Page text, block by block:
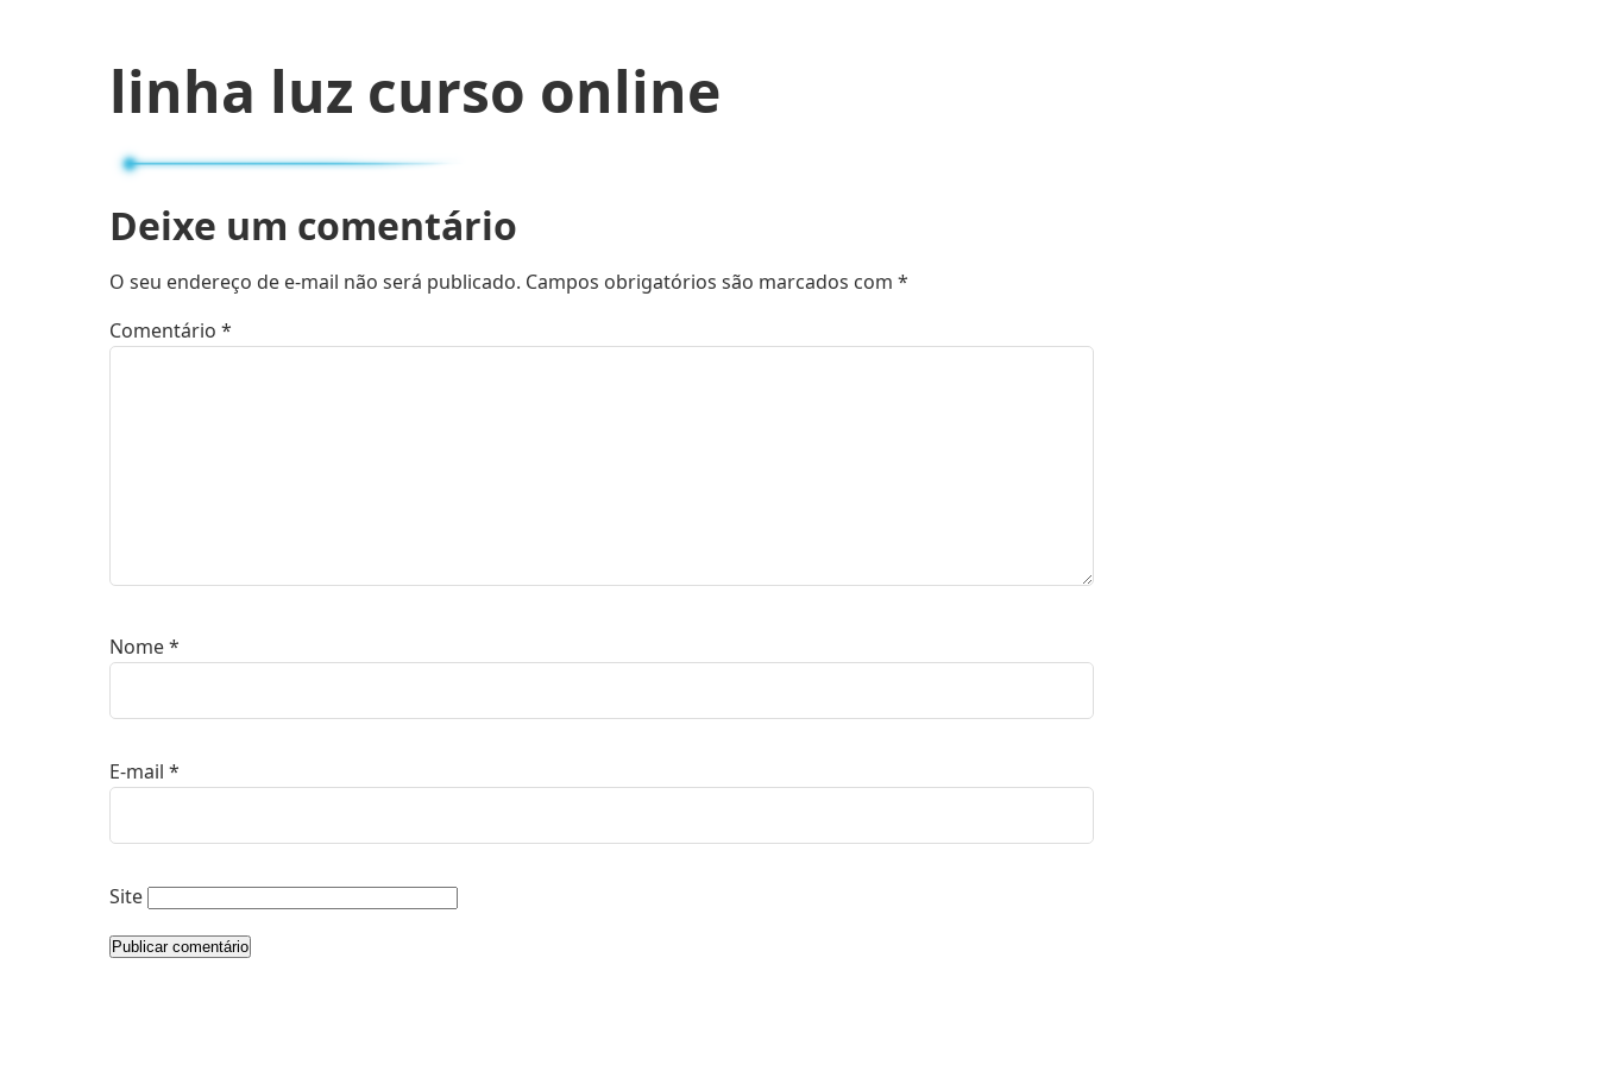
linha luz curso online
Deixe um comentário
O seu endereço de e-mail não será publicado. Campos obrigatórios são marcados com *
Comentário *
Nome*
E-mail *
Site